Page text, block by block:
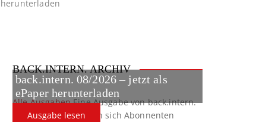
back.intern. 08/2026 – jetzt als
ePaper herunterladen
Ausgabe lesen
BACK.INTERN. ARCHIV
Alle AusgabenEine Ausgabe von back.intern.
verpasst? Hier können sich Abonnenten